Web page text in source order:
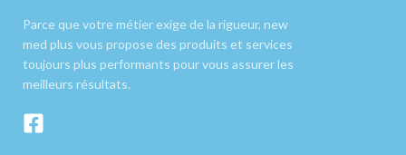
Parce que votre métier exige de la rigueur, new
med plus vous propose des produits et services
toujours plus performants pour vous assurer les
meilleurs résultats.